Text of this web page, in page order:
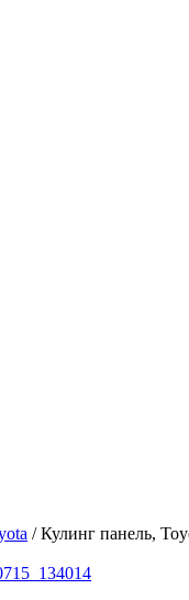
/ Кулинг панель,